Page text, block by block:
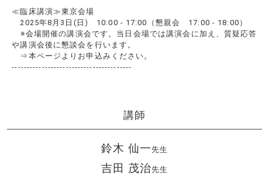
≪臨床講演≫東京会場
2025年8月3日(日) 10:00 - 17:00（懇親会 17:00 - 18:00）
※会場開催の講演会です。当日会場では講演会に加え、質疑応答
や講演会後に懇談会を行います。
⇒本ページよりお申込みください。
----------------------------------------
講師
鈴木 仙一先生
吉田 茂治先生